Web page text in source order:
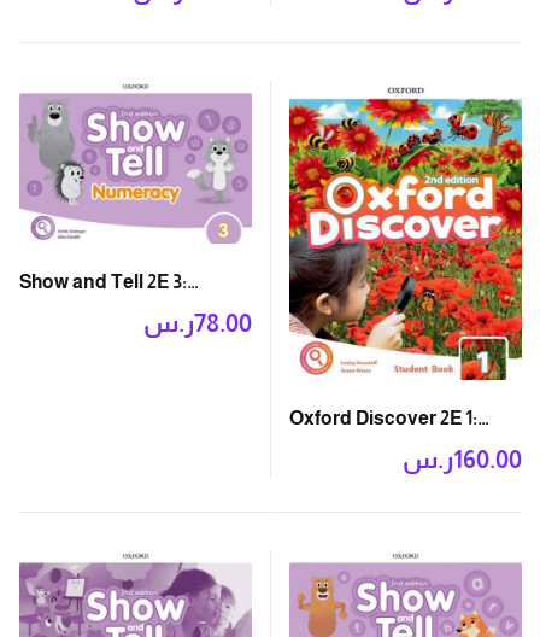
Oxford Discover 2E 1:
Student Book with App
ر.س160.00
Show and Tell 2E 3:
ر.س78.00